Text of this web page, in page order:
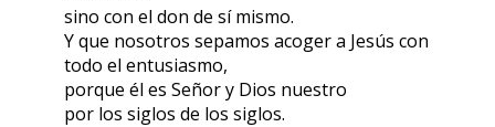
sino con el don de sí mismo.
Y que nosotros sepamos acoger a Jesús con
todo el entusiasmo,
porque él es Señor y Dios nuestro
por los siglos de los siglos.